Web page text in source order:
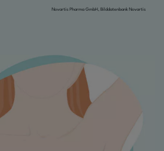
Novartis Pharma GmbH, Bilddatenbank Novartis